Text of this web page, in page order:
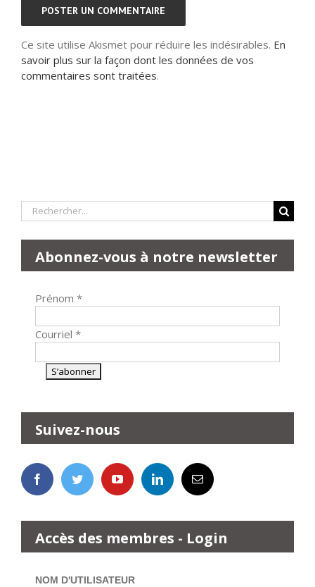
Ce site utilise Akismet pour réduire les indésirables. En
savoir plus sur la façon dont les données de vos
commentaires sont traitées.
Rechercher:
Abonnez-vous à notre newsletter
Prénom *
Courriel *
Suivez-nous
Accès des membres - Login
NOM D'UTILISATEUR